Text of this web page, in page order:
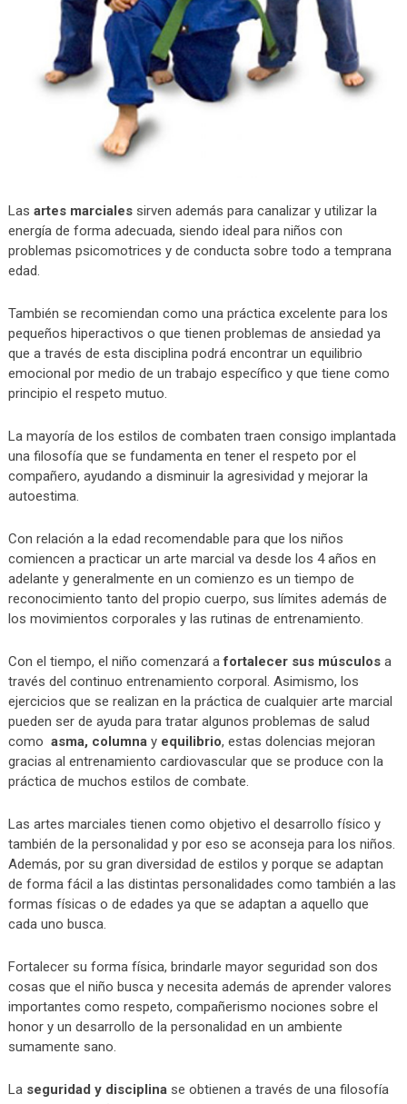
Las artes marciales sirven además para canalizar y utilizar la
energía de forma adecuada, siendo ideal para niños con
problemas psicomotrices y de conducta sobre todo a temprana
edad.
También se recomiendan como una práctica excelente para los
pequeños hiperactivos o que tienen problemas de ansiedad ya
que a través de esta disciplina podrá encontrar un equilibrio
emocional por medio de un trabajo específico y que tiene como
principio el respeto mutuo.
La mayoría de los estilos de combaten traen consigo implantada
una filosofía que se fundamenta en tener el respeto por el
compañero, ayudando a disminuir la agresividad y mejorar la
autoestima.
Con relación a la edad recomendable para que los niños
comiencen a practicar un arte marcial va desde los 4 años en
adelante y generalmente en un comienzo es un tiempo de
reconocimiento tanto del propio cuerpo, sus límites además de
los movimientos corporales y las rutinas de entrenamiento.
Con el tiempo, el niño comenzará afortalecer sus músculosa
través del continuo entrenamiento corporal. Asimismo, los
ejercicios que se realizan en la práctica de cualquier arte marcial
pueden ser de ayuda para tratar algunos problemas de salud
como asma, columnay equilibrio, estas dolencias mejoran
gracias al entrenamiento cardiovascular que se produce con la
práctica de muchos estilos de combate.
Las artes marciales tienen como objetivo el desarrollo físico y
también de la personalidad y por eso se aconseja para los niños.
Además, por su gran diversidad de estilos y porque se adaptan
de forma fácil a las distintas personalidades como también a las
formas físicas o de edades ya que se adaptan a aquello que
cada uno busca.
Fortalecer su forma física, brindarle mayor seguridad son dos
cosas que el niño busca y necesita además de aprender valores
importantes como respeto, compañerismo nociones sobre el
honor y un desarrollo de la personalidad en un ambiente
sumamente sano.
La seguridad y disciplina se obtienen a través de una filosofía